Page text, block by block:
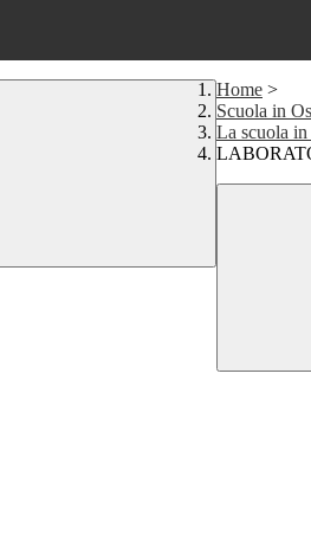
Home >
Scuola in
La scuola